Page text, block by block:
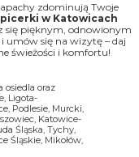
zdominują Twoje
w Katowicach
się pięknym, odnowionym
i umów się na wizytę – daj
świeżości i komfortu!
osiedla oraz
Ligota-
Podlesie, Murcki,
Katowice-
Śląska, Tychy,
Śląskie, Mikołów,